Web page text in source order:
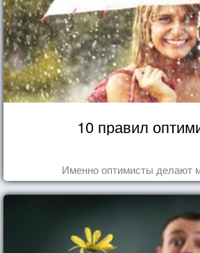
10 правил
Именно оптимисты делают